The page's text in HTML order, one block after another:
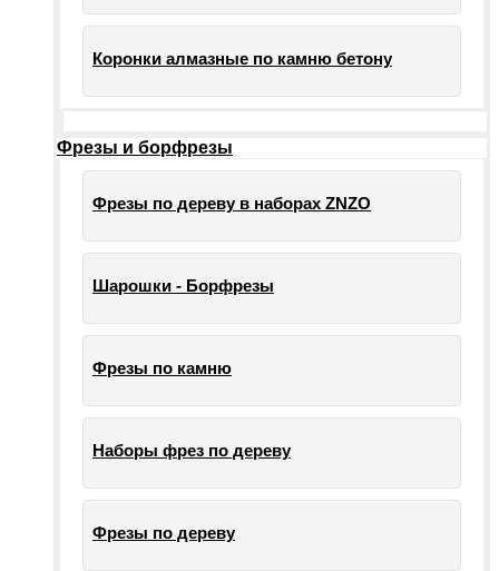
Коронки алмазные по камню бетону
Фрезы и борфрезы
Фрезы по дереву в наборах ZNZO
Шарошки - Борфрезы
Фрезы по камню
Наборы фрез по дереву
Фрезы по дереву